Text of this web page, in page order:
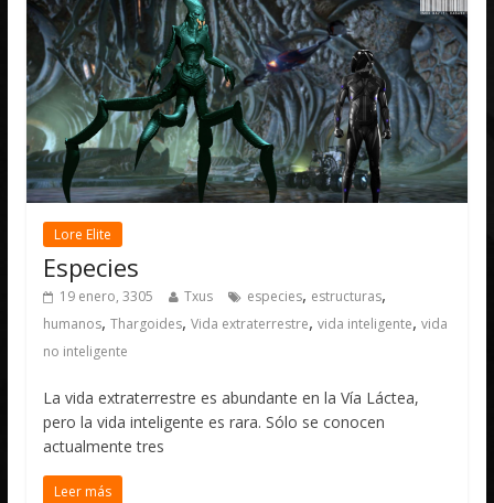
Lore Elite
Especies
19 enero, 3305 Txus especies, estructuras,
humanos,Thargoides,Vida extraterrestre,vida inteligente,vida
no inteligente
La vida extraterrestre es abundante en la Vía Láctea,
pero la vida inteligente es rara. Sólo se conocen
actualmente tres
Leer más